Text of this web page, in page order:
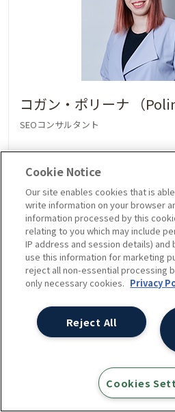
コガン・ポリーナ （
SEOコンサルタント
SEOだけでなく、Google ア
知識も生かしたコンサルティ
ト、ポータルサイトを得意と
ら大規模のグローバル案件を
ジェクトを担当。ロシア出身
イツ語など6か国語を操る。
最近書いた記事
Sydney SEO
まとめ – 海外カン
Cookie Notice
Our site enables cookies that is
write information on your browser
information processed by this
relating to you which may include
IP address and session details) and
use this information for marketing
reject all non-essential processing
only necessary cookies. Privacy
Reject All
Cookies